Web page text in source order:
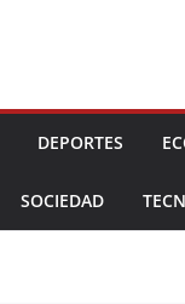
DEPORTES
SOCIEDAD